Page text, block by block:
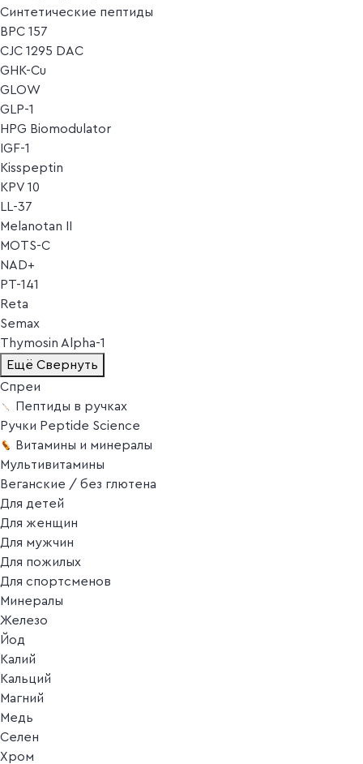
Синтетические пептиды
BPC 157
CJC 1295 DAC
GHK-Cu
GLOW
GLP-1
HPG Biomodulator
IGF-1
Kisspeptin
KPV 10
LL-37
Melanotan II
MOTS-C
NAD+
PT-141
Reta
Semax
Thymosin Alpha-1
Ещё Свернуть
Спреи
Пептиды в ручках
Ручки Peptide Science
Витамины и минералы
Мультивитамины
Веганские / без глютена
Для детей
Для женщин
Для мужчин
Для пожилых
Для спортсменов
Минералы
Железо
Йод
Калий
Кальций
Магний
Медь
Селен
Хром